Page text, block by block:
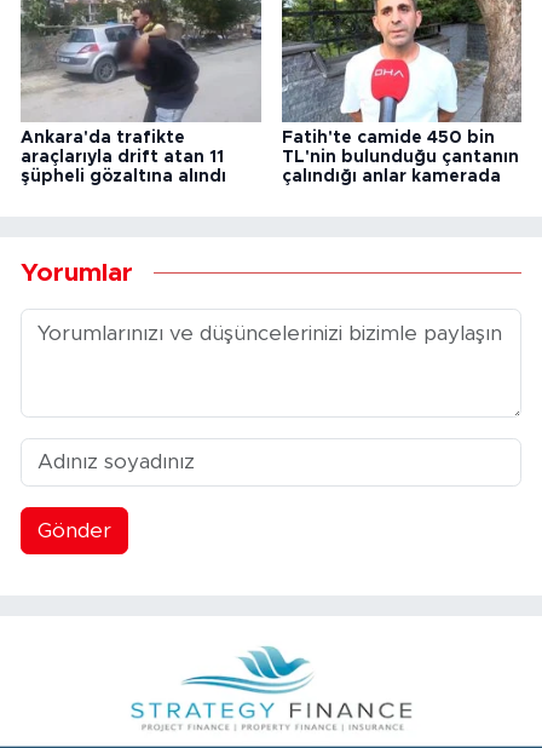
Ankara'da trafikte
araçlarıyla drift atan 11
şüpheli gözaltına alındı
Fatih'te camide 450 bin
TL'nin bulunduğu çantanın
çalındığı anlar kamerada
Yorumlar
Gönder